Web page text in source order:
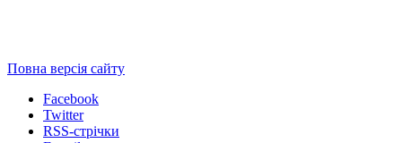
Повна версія сайту
Facebook
Twitter
RSS-стрічки